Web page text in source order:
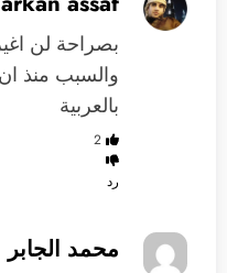
بصراحة لن
والسبب منذ
بالعربية
2
رد
محمد الجابر